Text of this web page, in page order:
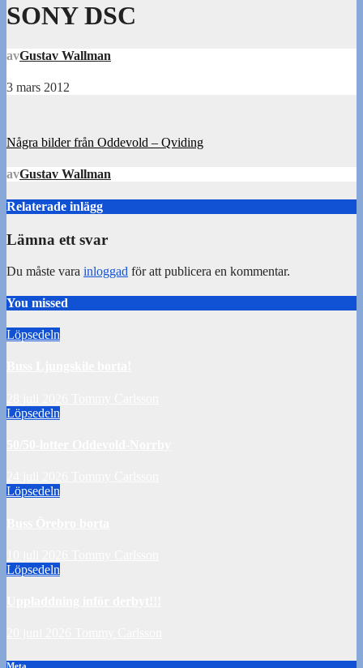
SONY DSC
avGustav Wallman
3 mars 2012
Inläggsnavigering
Några bilder från Oddevold – Qviding
avGustav Wallman
Relaterade inlägg
Lämna ett svar
Du måste vara inloggad för att publicera en kommentar.
You missed
Löpsedeln
Löpsedeln
Löpsedeln
Löpsedeln
Meta